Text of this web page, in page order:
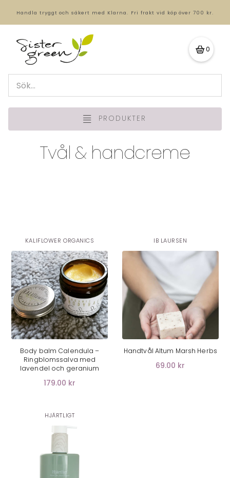
Handla tryggt och säkert med Klarna. Fri frakt vid köp över 700 kr.
0
PRODUKTER
Tvål & handcreme
KALIFLOWER ORGANICS
LÄGG I VARUKORG
Body balm Calendula –
Ringblomssalva med
lavendel och geranium
179.00 kr
IB LAURSEN
LÄGG I VARUKORG
Handtvål Altum Marsh Herbs
69.00 kr
HJÄRTLIGT